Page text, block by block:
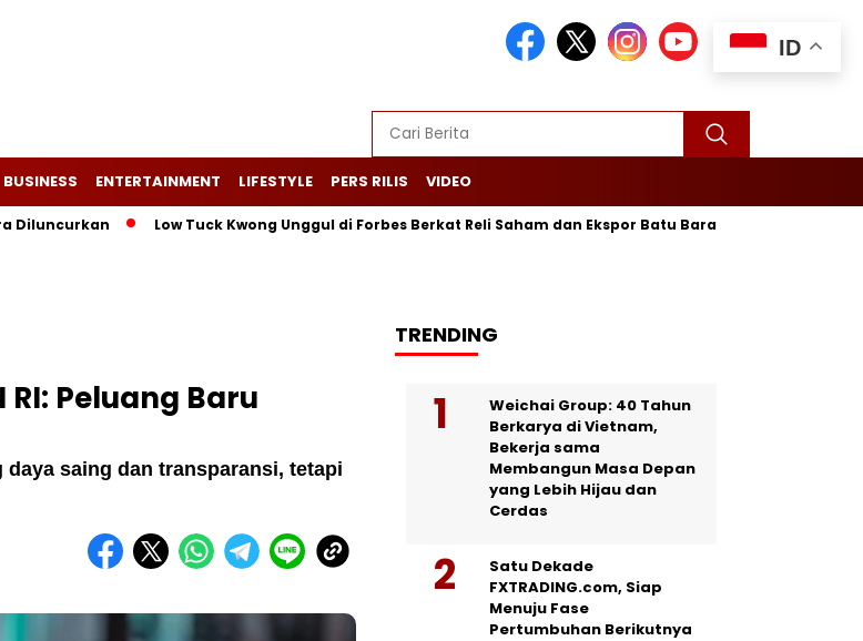
BUSINESS ENTERTAINMENT LIFESTYLE PERS RILIS VIDEO
Low Tuck Kwong Unggul di Forbes Berkat Reli Saham dan Ekspor Batu Bara Purbaya Maju Lagi!
Peluang Baru
saing dan transparansi, tetapi
TRENDING
Weichai Group: 40 Tahun
Berkarya di Vietnam,
Bekerja sama
Membangun Masa Depan
yang Lebih Hijau dan
Cerdas
Satu Dekade
FXTRADING.com, Siap
Menuju Fase
Pertumbuhan Berikutnya
ID